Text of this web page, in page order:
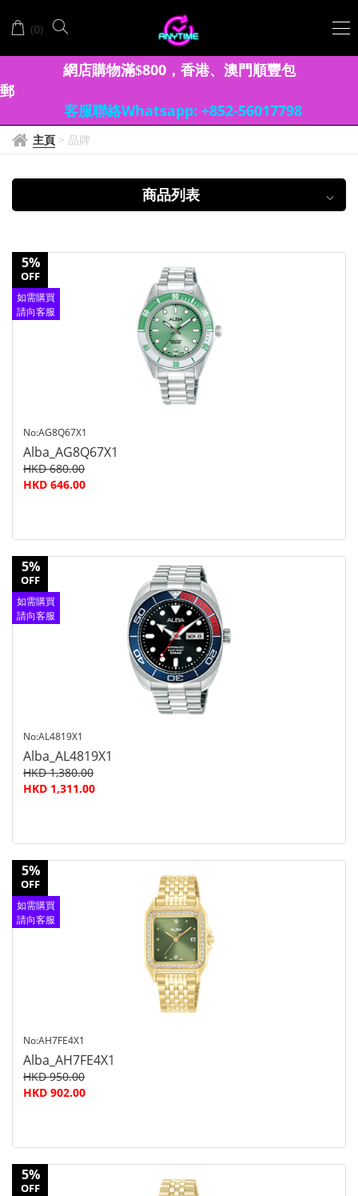
ALBA
雅
柏
(0)
網店購物滿$800， 香港、澳門順豐包
郵
客服聯絡Whatsapp: +852-56017798
主頁 > 品牌
商品列表
5%
OFF
如需購買
請向客服
No:AG8Q67X1
Alba_AG8Q67X1
HKD 680.00
HKD 646.00
5%
OFF
如需購買
請向客服
No:AL4819X1
Alba_AL4819X1
HKD 1,380.00
HKD 1,311.00
5%
OFF
如需購買
請向客服
No:AH7FE4X1
Alba_AH7FE4X1
HKD 950.00
HKD 902.00
5%
OFF